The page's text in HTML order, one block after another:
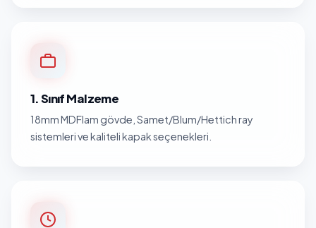
1. Sınıf Malzeme
18mm MDFlam gövde, Samet/Blum/Hettich ray
sistemleri ve kaliteli kapak seçenekleri.